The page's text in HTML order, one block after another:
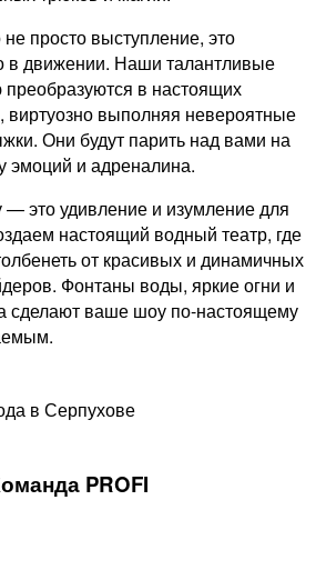
просто выступление, это
в движении. Наши талантливые
преобразуются в настоящих
виртуозно выполняя невероятные
Они будут парить над вами на
эмоций и адреналина.
это удивление и изумление для
настоящий водный театр, где
от красивых и динамичных
Фонтаны воды, яркие огни и
сделают ваше шоу по-настоящему
в Серпухове
PROFI